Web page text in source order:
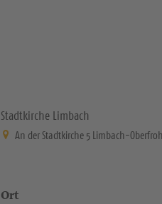
Stadtkirche Limbach
An der Stadtkirche 5 Limbach-
Ort